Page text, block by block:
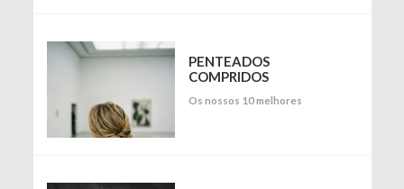
PENTEADOS
COMPRIDOS
Os nossos 10 melhores